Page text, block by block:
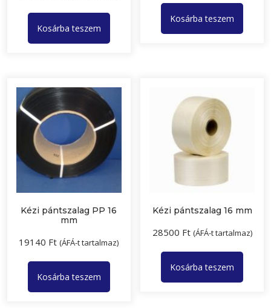
Kosárba teszem
Kosárba teszem
Kézi pántszalag PP 16
mm
19140 Ft (ÁFÁ-t tartalmaz)
Kosárba teszem
Kézi pántszalag 16 mm
28500 Ft (ÁFÁ-t tartalmaz)
Kosárba teszem